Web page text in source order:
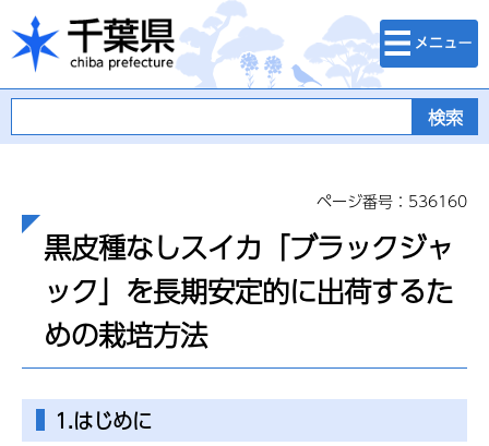
千葉県
検索・メニュ
ー
ページ番号：536160
黒皮種なしスイカ「ブラックジャ
ック」を長期安定的に出荷するた
めの栽培方法
1.はじめに